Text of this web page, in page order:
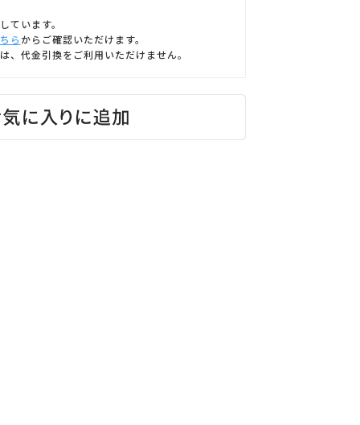
ています。
らからご確認いただけます。
、代金引換をご利用いただけません。